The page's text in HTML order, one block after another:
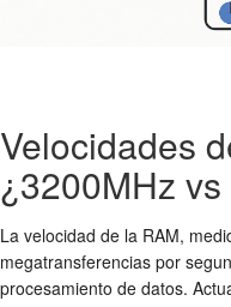
Velocidades
¿3200MHz
La velocidad de la RAM,
megatransferencias por
procesamiento de datos.